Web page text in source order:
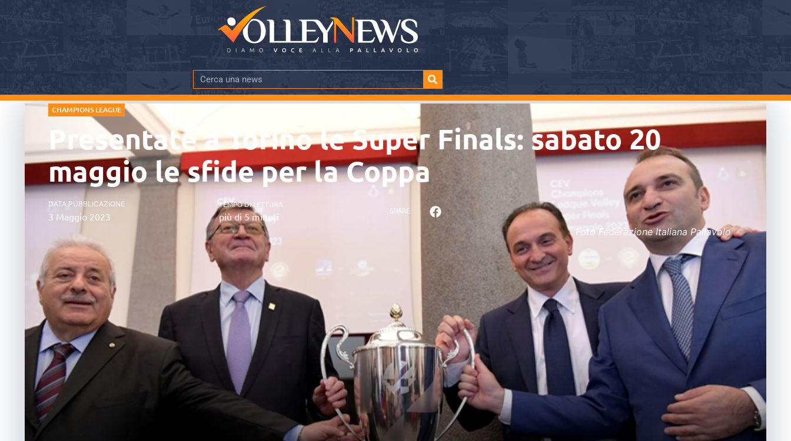
CHAMPIONS LEAGUE
Presentate a Torino le Super Finals: sabato 20
maggio le sfide per la Coppa
DATA PUBBLICAZIONE
3 Maggio 2023
TEMPO DI LETTURA
più di 5 minuti SHARE
Foto Federazione Italiana Pallavolo